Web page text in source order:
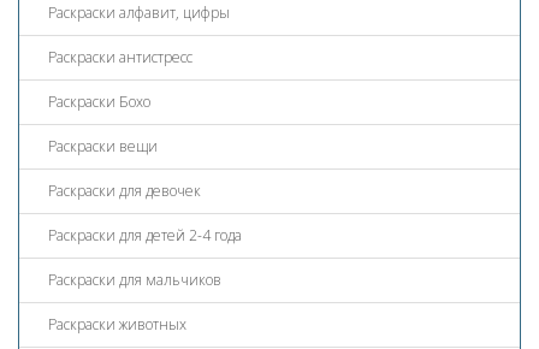
Раскраски алфавит, цифры
Раскраски антистресс
Раскраски Бохо
Раскраски вещи
Раскраски для девочек
Раскраски для детей 2-4 года
Раскраски для мальчиков
Раскраски животных